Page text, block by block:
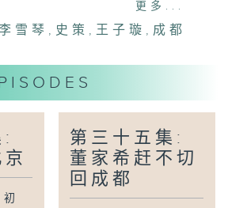
更多...
雪琴 , 史策 , 王子璇 , 成都
第三十五集:
董家希赶不切
回成都